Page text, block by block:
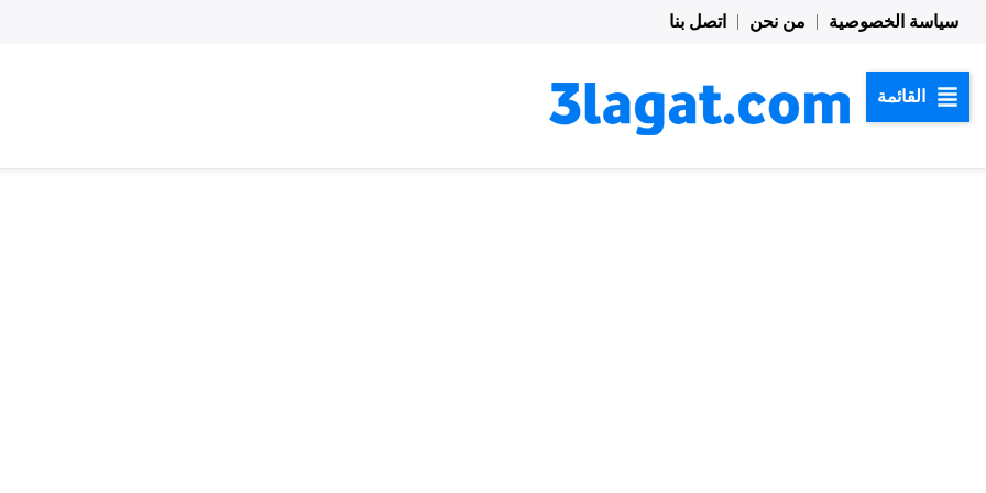
المحتوى
سياسة الخصوصية من نحن اتصل بنا
القائمة